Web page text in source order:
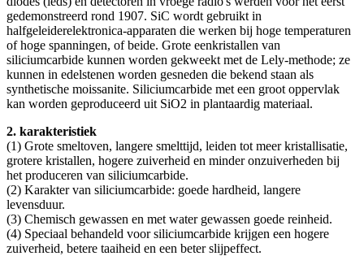
gedemonstreerd rond 1907. SiC wordt gebruikt in
halfgeleiderelektronica-apparaten die werken bij hoge temperaturen
of hoge spanningen, of beide. Grote eenkristallen van
siliciumcarbide kunnen worden gekweekt met de Lely-methode; ze
kunnen in edelstenen worden gesneden die bekend staan ​​als
synthetische moissanite. Siliciumcarbide met een groot oppervlak
kan worden geproduceerd uit SiO2 in plantaardig materiaal.
2. karakteristiek
(1) Grote smeltoven, langere smelttijd, leiden tot meer kristallisatie,
grotere kristallen, hogere zuiverheid en minder onzuiverheden bij
het produceren van siliciumcarbide.
(2) Karakter van siliciumcarbide: goede hardheid, langere
levensduur.
(3) Chemisch gewassen en met water gewassen goede reinheid.
(4) Speciaal behandeld voor siliciumcarbide krijgen een hogere
zuiverheid, betere taaiheid en een beter slijpeffect.